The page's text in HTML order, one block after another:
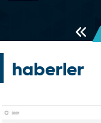
haberler